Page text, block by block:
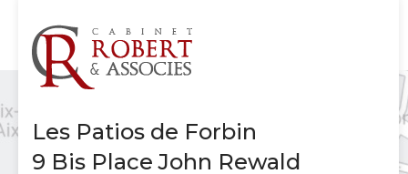
Les Patios de Forbin
9 Bis Place John Rewald